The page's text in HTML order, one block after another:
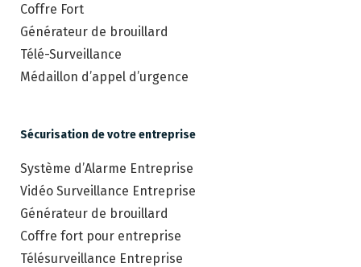
Coffre Fort
Générateur de brouillard
Télé-Surveillance
Médaillon d’appel d’urgence
Sécurisation de votre entreprise
Système d’Alarme Entreprise
Vidéo Surveillance Entreprise
Générateur de brouillard
Coffre fort pour entreprise
Télésurveillance Entreprise